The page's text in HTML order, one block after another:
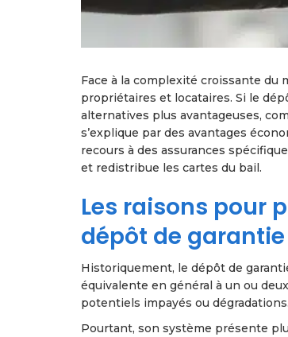
Face à la complexité croissante du
propriétaires et locataires. Si le
alternatives plus avantageuses,
s’explique par des avantages
recours à des assurances
et redistribue les cartes du bail.
Les raisons pour
dépôt de
Historiquement, le dépôt de
équivalente en général à un ou
potentiels impayés ou dégradations.
Pourtant, son système présente